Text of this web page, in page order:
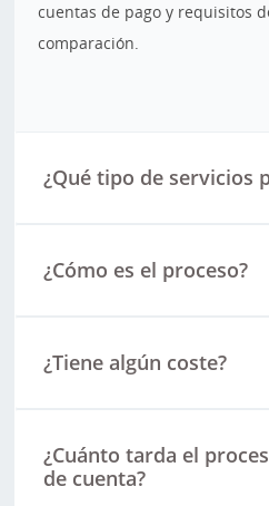
cuentas de pago y requisitos
comparación.
¿Qué tipo de servicios
¿Cómo es el proceso?
¿Tiene algún coste?
¿Cuánto tarda el
de cuenta?